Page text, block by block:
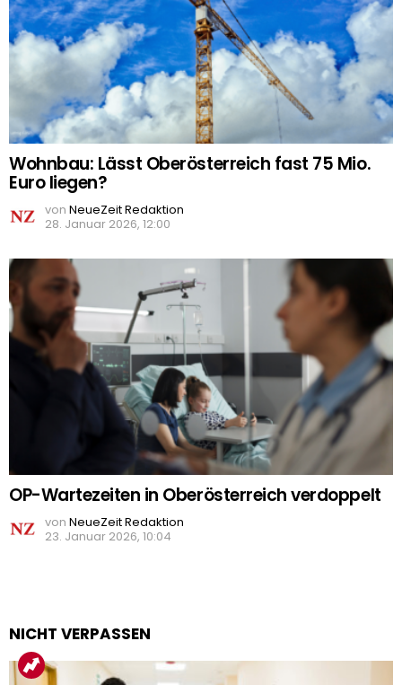
Wohnbau: Lässt Oberösterreich fast 75 Mio.
Euro liegen?
von NeueZeit Redaktion
28. Januar 2026, 12:00
OP-Wartezeiten in Oberösterreich verdoppelt
von NeueZeit Redaktion
23. Januar 2026, 10:04
NICHT VERPASSEN